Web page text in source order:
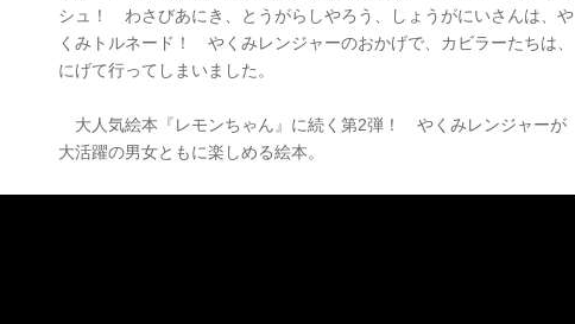
シュ！ わさびあにき、とうがらしやろう、しょうがにいさんは、や
くみトルネード！ やくみレンジャーのおかげで、カビラーたちは、
にげて行ってしまいました。
大人気絵本『レモンちゃん』に続く第2弾！ やくみレンジャーが
大活躍の男女ともに楽しめる絵本。